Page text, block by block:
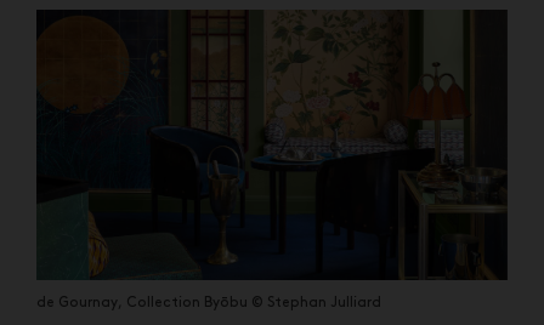
de Gournay, Collection Byōbu © Stephan Julliard